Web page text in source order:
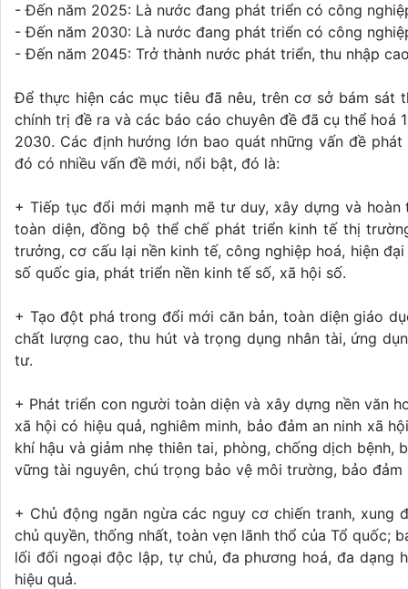
- Đến năm 2025: Là nước đang phát triển có công
- Đến năm 2030: Là nước đang phát triển có công
- Đến năm 2045: Trở thành nước phát triển, thu nhập
Để thực hiện các mục tiêu đã nêu, trên cơ sở bám
chính trị đề ra và các báo cáo chuyên đề đã cụ thể
2030. Các định hướng lớn bao quát những vấn đề
đó có nhiều vấn đề mới, nổi bật, đó là:
+ Tiếp tục đổi mới mạnh mẽ tư duy, xây dựng và
toàn diện, đồng bộ thể chế phát triển kinh tế thị
trưởng, cơ cấu lại nền kinh tế, công nghiệp hoá, hiện
số quốc gia, phát triển nền kinh tế số, xã hội số.
+ Tạo đột phá trong đổi mới căn bản, toàn diện giáo
chất lượng cao, thu hút và trọng dụng nhân tài, ứng
tư.
+ Phát triển con người toàn diện và xây dựng nền văn
xã hội có hiệu quả, nghiêm minh, bảo đảm an ninh xã
khí hậu và giảm nhẹ thiên tai, phòng, chống dịch bệnh,
vững tài nguyên, chú trọng bảo vệ môi trường, bảo
+ Chủ động ngăn ngừa các nguy cơ chiến tranh,
chủ quyền, thống nhất, toàn vẹn lãnh thổ của Tổ quốc;
lối đối ngoại độc lập, tự chủ, đa phương hoá, đa dạng
hiệu quả.